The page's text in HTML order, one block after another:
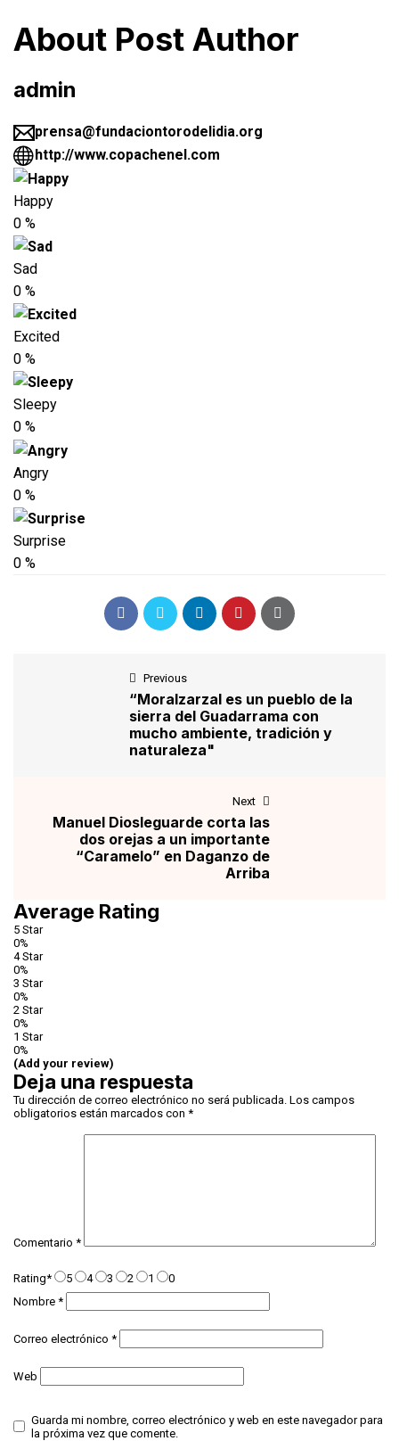
About Post Author
admin
prensa@fundaciontorodelidia.org
http://www.copachenel.com
Happy
0 %
Sad
0 %
Excited
0 %
Sleepy
0 %
Angry
0 %
Surprise
0 %
Previous
“Moralzarzal es un pueblo de la
sierra del Guadarrama con
mucho ambiente, tradición y
naturaleza"
Next
Manuel Diosleguarde corta las
dos orejas a un importante
“Caramelo” en Daganzo de
Arriba
Average Rating
5 Star
0%
4 Star
0%
3 Star
0%
2 Star
0%
1 Star
0%
(Add your review)
Deja una respuesta
Tu dirección de correo electrónico no será publicada. Los campos
obligatorios están marcados con *
Comentario *
Rating* 5 4 3 2 1
0
Nombre *
Correo electrónico *
Web
Guarda mi nombre, correo electrónico y web en este navegador para
la próxima vez que comente.